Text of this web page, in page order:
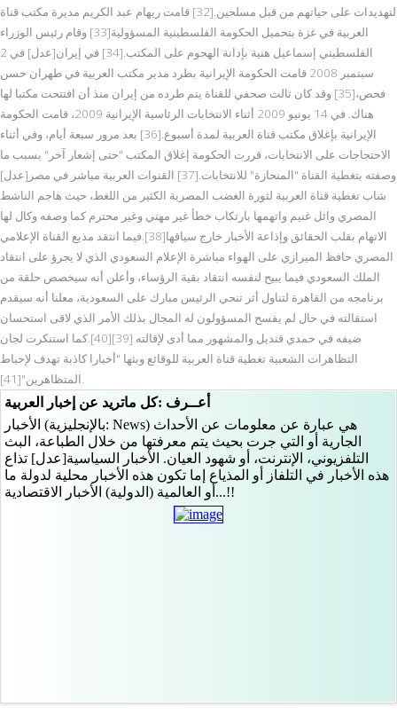
لتهديدات على حياتهم من قبل مسلحين.[32] قامت ريهام عبد الكريم مديرة مكتب قناة
العربية في غزة بتحميل الحكومة الفلسطينية المسؤولية[33] وقام رئيس الوزراء
الفلسطيني إسماعيل هنية بإدانة الهجوم على المكتب.[34] في إيران[عدل] في 2
سبتمبر 2008 قامت الحكومة الإيرانية بطرد مدير مكتب العربية في طهران حسن
فحص،[35] وقد كان ثالث صحفي للقناة يتم طرده من إيران منذ أن افتتحت مكتبا لها
هناك. في 14 يونيو 2009 أثناء الانتخابات الرئاسية الإيرانية 2009، قامت الحكومة
الإيرانية بإغلاق مكتب قناة العربية لمدة أسبوع.[36] بعد مرور سبعة أيام، وفي أثناء
الاحتجاجات على الانتخابات، قررت الحكومة إغلاق المكتب "حتى إشعار آخر" بسبب ما
وصفته بتغطية القناة "المنحازة" للانتخابات.[37] القنوات العربية مباشر في مصر[عدل]
شاب تغطية قناة العربية لثورة الغضب المصرية الكثير من اللغط، حيث هاجم الناشط
المصري وائل غنيم واتهمها بارتكاب خطأ غير مهني وغير محترم كما وصفه وكال لها
الاتهام بقلب الحقائق وإذاعة الأخبار خارج سياقها[38].فيما انتقد مذيع القناة الإعلامي
المصري حافظ الميرازي على الهواء مباشرة الإعلام السعودي الذي لا يجرؤ على انتقاد
الملك السعودي فيما يبيح لنفسه انتقاد بقية الرؤساء، وأعلن أنه سيخصص حلقة من
برنامجه من القاهرة لتناول أثر تنحي الرئيس مبارك على السعودية، معلنا أنه سيقدم
استقالته في حال لم يفسح المسؤولون له المجال بذلك الأمر الذي لاقى استحسان
ضيفه في حمدي قنديل والمشهور مما أدى لإقالته [39][40].كما استنكرت لجان
التظاهرات الشعبية تغطية قناة العربية للوقائع وبثها "أخبارا كاذبة تهدف لإحباط
المتظاهرين"[41].